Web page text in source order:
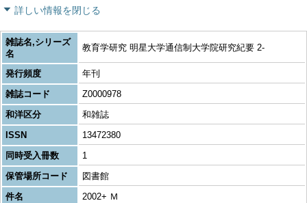
詳しい情報を閉じる
雑誌名,シリーズ
名
教育学研究 明星大学通信制大学院研究紀要 2-
発行頻度
年刊
雑誌コード
Z0000978
和洋区分
和雑誌
ISSN
13472380
同時受入冊数
1
保管場所コード
図書館
件名
2002+ Ｍ